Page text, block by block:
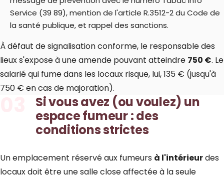
Service (39 89), mention de l'article R.3512-2 du Code de
la santé publique, et rappel des sanctions.
À défaut de signalisation conforme, le responsable des
lieux s'expose à une amende pouvant atteindre 750 €. Le
salarié qui fume dans les locaux risque, lui, 135 € (jusqu'à
750 € en cas de majoration).
Si vous avez (ou voulez) un
espace fumeur : des
conditions strictes
Un emplacement réservé aux fumeurs à l'intérieurdes
locaux doit être une salle close affectée à la seule